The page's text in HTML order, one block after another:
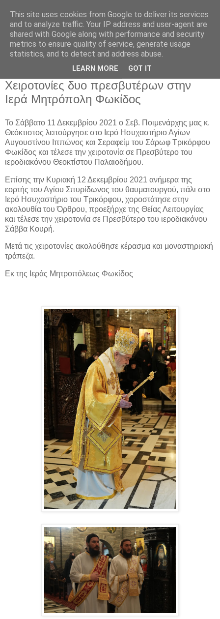
Αρχική Σελίδα
Χειροτονίες δυο πρεσβυτέρων στην
Ιερά Μητρόπολη Φωκίδος
Το Σάββατο 11 Δεκεμβρίου 2021 ο Σεβ. Ποιμενάρχης μας κ.
Θεόκτιστος λειτούργησε στο Ιερό Ησυχαστήριο Αγίων
Αυγουστίνου Ιππώνος και Σεραφείμ του Σάρωφ Τρικόρφου
Φωκίδος και τέλεσε την χειροτονία σε Πρεσβύτερο του
ιεροδιακόνου Θεοκτίστου Παλαιοδήμου.
Επίσης την Κυριακή 12 Δεκεμβρίου 2021 ανήμερα της
εορτής του Αγίου Σπυρίδωνος του θαυματουργού, πάλι στο
Ιερό Ησυχαστήριο του Τρικόρφου, χοροστάτησε στην
ακολουθία του Όρθρου, προεξήρχε της Θείας Λειτουργίας
και τέλεσε την χειροτονία σε Πρεσβύτερο του ιεροδιακόνου
Σάββα Κουρή.
Μετά τις χειροτονίες ακολούθησε κέρασμα και μοναστηριακή
τράπεζα.
Εκ της Ιεράς Μητροπόλεως Φωκίδος
This site uses cookies from Google to deliver its services
and to analyze traffic. Your IP address and user-agent are
shared with Google along with performance and security
metrics to ensure quality of service, generate usage
statistics, and to detect and address abuse.
LEARN MORE GOT IT